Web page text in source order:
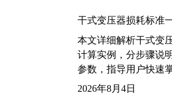
干式变压器损耗标准
本文详细解析干式变
计算实例，分步骤说
参数，指导用户快速
2026年8月4日